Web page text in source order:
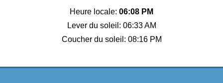
Heure locale: 06:08 PM
Lever du soleil: 06:33 AM
Coucher du soleil: 08:16 PM